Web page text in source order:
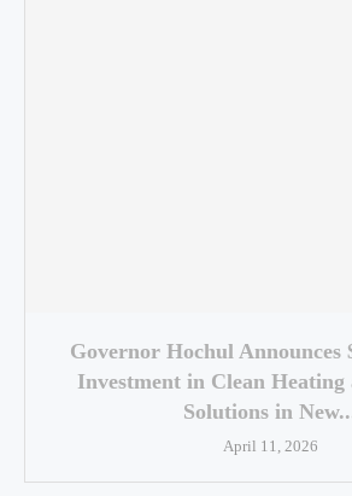
Governor Hochul Announces
Investment in Clean Heating
Solutions in
April 11, 2026